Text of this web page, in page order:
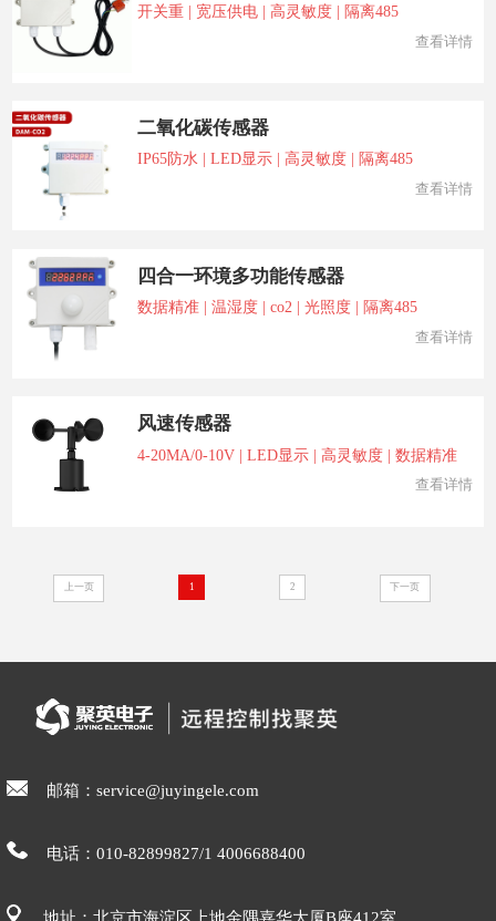
开关重 | 宽压供电 | 高灵敏度 | 隔离485
查看详情
二氧化碳传感器
IP65防水 | LED显示 | 高灵敏度 | 隔离485
查看详情
四合一环境多功能传感器
数据精准 | 温湿度 | co2 | 光照度 | 隔离485
查看详情
风速传感器
4-20MA/0-10V | LED显示 | 高灵敏度 | 数据精准
查看详情
上一页 1 2 下一页
邮箱：service@juyingele.com
电话：010-82899827/1 4006688400
地址：北京市海淀区上地金隅嘉华大厦B座412室